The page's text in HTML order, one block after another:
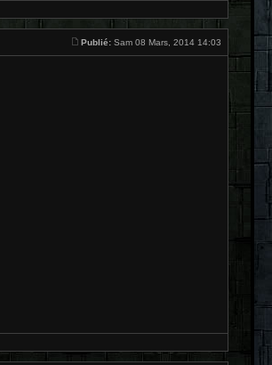
Publié: Sam 08 Mars, 2014 14:03